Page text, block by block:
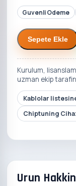
Guvenli Odeme
Sepete Ekle
Kurulum,
uzman ekip
Kablolar
Chiptuning
Urun